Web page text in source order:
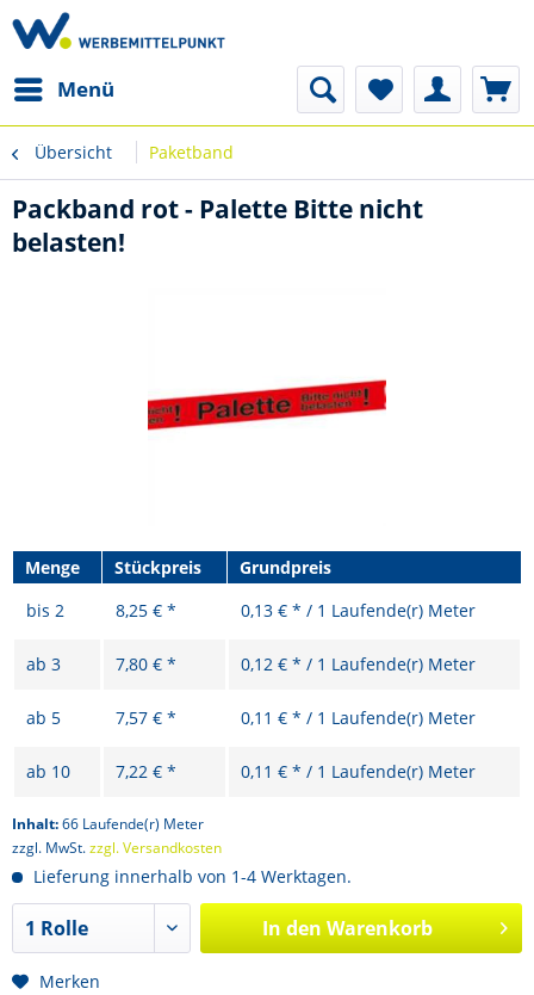
Menü
Übersicht Paketband
Packband rot - Palette Bitte nicht
belasten!
Menge Stückpreis
Grundpreis
bis 2 8,25 € * 0,13 € * / 1 Laufende(r) Meter
ab 3 7,80 € * 0,12 € * / 1 Laufende(r) Meter
ab 5 7,57 € * 0,11 € * / 1 Laufende(r) Meter
ab 10 7,22 € * 0,11 € * / 1 Laufende(r) Meter
Inhalt:66 Laufende(r) Meter
zzgl. MwSt.zzgl. Versandkosten
Lieferung innerhalb von 1-4 Werktagen.
In den Warenkorb
Merken